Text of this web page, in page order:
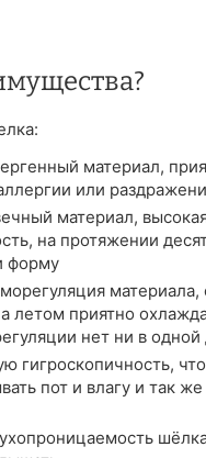
материал,
или
материал,
на протяжении
форму
материала,
летом приятно
нет ни в одной
гигроскопичность,
пот и влагу и так